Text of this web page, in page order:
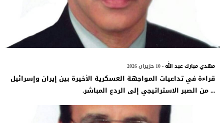
مهدي مبارك عبد الله- 10 حزيران 2026
قراءة في تداعيات المواجهة العسكرية الأخيرة بين إيران وإسرائيل
... من الصبر الاستراتيجي إلى الردع المباشر.